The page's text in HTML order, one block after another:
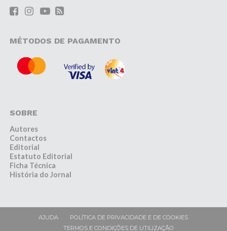
MÉTODOS DE PAGAMENTO
SOBRE
Autores
Contactos
Editorial
Estatuto Editorial
Ficha Técnica
História do Jornal
AJUDA
POLÍTICA DE PRIVACIDADE E DE COOKIES
TERMOS E CONDIÇÕES DE UTILIZAÇÃO